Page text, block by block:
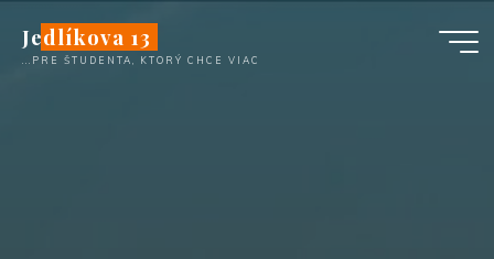
содержимому
Jedlíkova 13
...PRE ŠTUDENTA, KTORÝ CHCE VIAC